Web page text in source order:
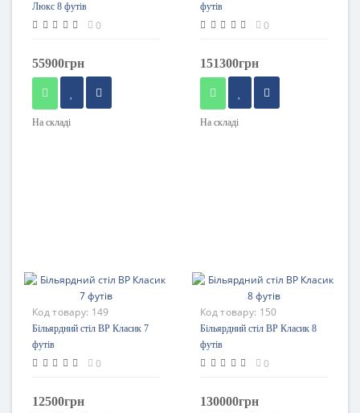
Люкс 8 футів
0
55900грн
На складі
футів
0
151300грн
На складі
Код товару: 149
Більярдний стіл BP Класик 7
футів
0
12500грн
Код товару: 150
Більярдний стіл BP Класик 8
футів
0
130000грн